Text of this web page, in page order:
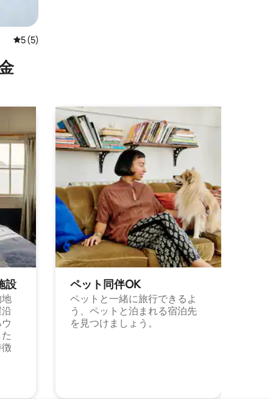
レビュー5件、5つ星中5つ星の平均評価
5 (5)
設 ペット同⁠伴OK
ペットと一緒に旅行できるよ
う、ペットと泊まれる宿泊先
を見つけましょう。